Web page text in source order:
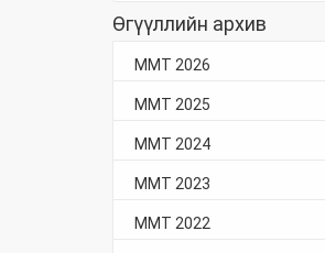
Өгүүллийн архив
ММТ 2026
ММТ 2025
ММТ 2024
ММТ 2023
ММТ 2022